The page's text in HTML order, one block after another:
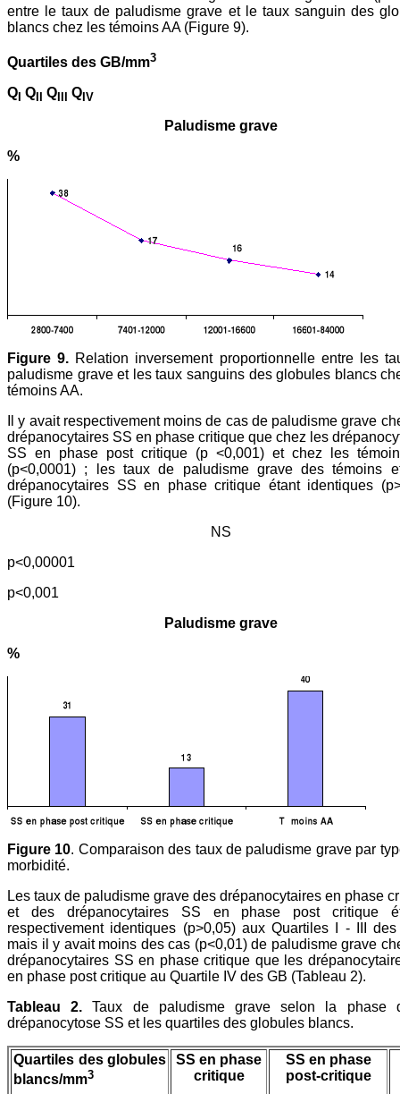
entre le taux de paludisme grave et le taux sanguin des
blancs chez les témoins AA (Figure 9).
Quartiles des GB/mm3
Q Q Q Q IV
Paludisme grave
%
Figure 9. Relation inversement proportionnelle entre les
paludisme grave et les taux sanguins des globules blancs
témoins AA.
Il y avait respectivement moins de cas de paludisme grave
drépanocytaires SS en phase critique que chez les
SS en phase post critique (p <0,001) et chez les
(p<0,0001) ; les taux de paludisme grave des témoins
drépanocytaires SS en phase critique étant identiques
(Figure 10).
NS
p<0,00001
p<0,001
Paludisme grave
%
Figure 10. Comparaison des taux de paludisme grave par
morbidité.
Les taux de paludisme grave des drépanocytaires en phase
et des drépanocytaires SS en phase post critique
respectivement identiques (p>0,05) aux Quartiles I - III
mais il y avait moins des cas (p<0,01) de paludisme grave
drépanocytaires SS en phase critique que les
en phase post critique au Quartile IV des GB (Tableau 2).
Tableau 2. Taux de paludisme grave selon la phase
drépanocytose SS et les quartiles des globules blancs.
Quartiles des globules
blancs/mm3
SS en phase
critique
SS en phase
post-critique